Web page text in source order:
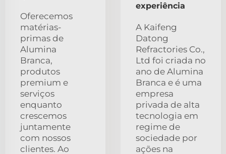
Oferecemos
matérias-
primas de
Alumina
Branca,
produtos
premium e
serviços
enquanto
crescemos
juntamente
com nossos
clientes. Ao
experiência
A Kaifeng
Datong
Refractories Co.,
Ltd foi criada no
ano de Alumina
Branca e é uma
empresa
privada de alta
tecnologia em
regime de
sociedade por
ações na